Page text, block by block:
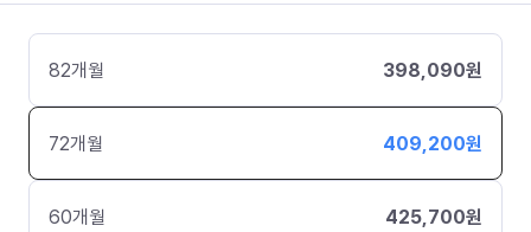
82개월 398,090원
72개월 409,200원
60개월 425,700원